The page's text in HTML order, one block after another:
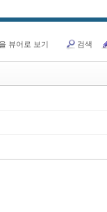
뷰어로 보기 검색